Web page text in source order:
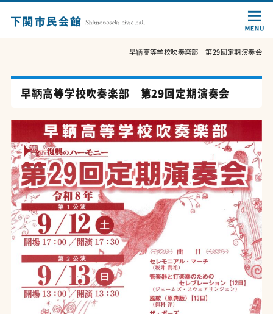
早鞆高等学校吹奏楽部 第29回定期演奏会
早鞆高等学校吹奏楽部 第29回定期演奏会